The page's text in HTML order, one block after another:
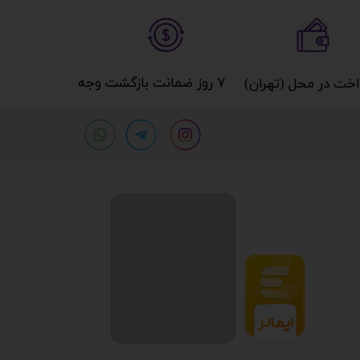
۷ روز ضمانت بازگشت وجه​​​​​​​ در محل (تهران)​​​​​​​